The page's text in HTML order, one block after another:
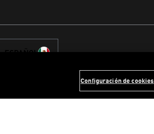
Configuración de cookies